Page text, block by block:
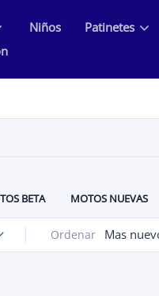
Niños
Patinetes
BETA MOTOS NUEVAS
DE MOTOS ROPA DE
Ordenar Mas